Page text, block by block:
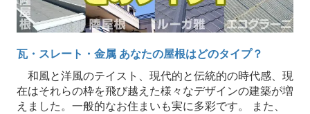
瓦・スレート・金属 あなたの屋根はどのタイプ？
和風と洋風のテイスト、現代的と伝統的の時代感、現
在はそれらの枠を飛び越えた様々なデザインの建築が増
えました。一般的なお住まいも実に多彩です。 また、